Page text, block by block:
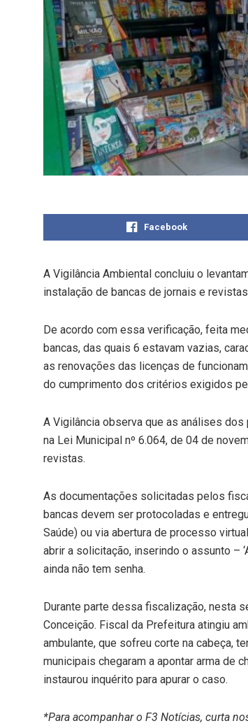
Facebook
A Vigilância Ambiental concluiu o
instalação de bancas de jornais e
De acordo com essa verificação, feita
bancas, das quais 6 estavam vazias,
as renovações das licenças de
do cumprimento dos critérios exigidos
A Vigilância observa que as análises
na Lei Municipal nº 6.064, de 04 de
revistas.
As documentações solicitadas pelos
bancas devem ser protocoladas e
Saúde) ou via abertura de processo
abrir a solicitação, inserindo o assunto –
ainda não tem senha.
Durante parte dessa fiscalização, nesta
Conceição. Fiscal da Prefeitura atingiu
ambulante, que sofreu corte na cabeça,
municipais chegaram a apontar arma de
instaurou inquérito para apurar o caso.
*Para acompanhar o F3 Notícias, curta